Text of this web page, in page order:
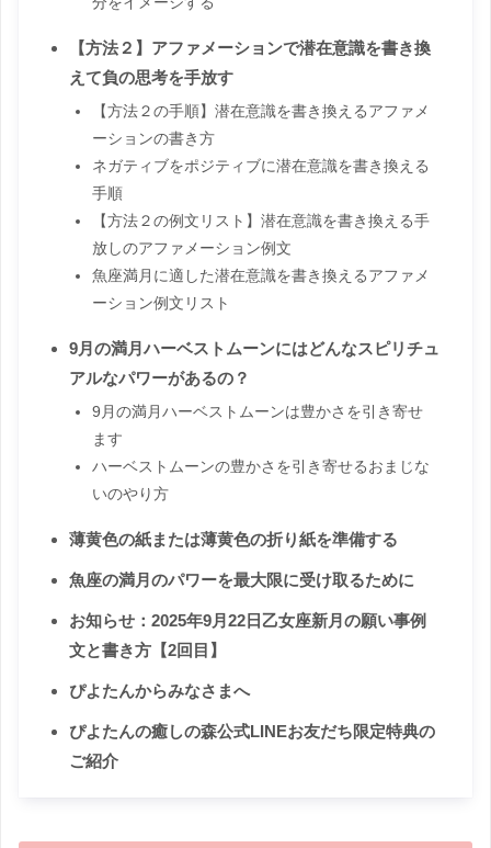
【方法２】アファメーションで潜在意識を書き換
えて負の思考を手放す
【方法２の手順】潜在意識を書き換えるアファメ
ーションの書き方
ネガティブをポジティブに潜在意識を書き換える
手順
【方法２の例文リスト】潜在意識を書き換える手
放しのアファメーション例文
魚座満月に適した潜在意識を書き換えるアファメ
ーション例文リスト
9月の満月ハーベストムーンにはどんなスピリチュ
アルなパワーがあるの？
9月の満月ハーベストムーンは豊かさを引き寄せ
ます
ハーベストムーンの豊かさを引き寄せるおまじな
いのやり方
薄黄色の紙または薄黄色の折り紙を準備する
魚座の満月のパワーを最大限に受け取るために
お知らせ：2025年9月22日乙女座新月の願い事例
文と書き方【2回目】
ぴよたんからみなさまへ
ぴよたんの癒しの森公式LINEお友だち限定特典の
ご紹介